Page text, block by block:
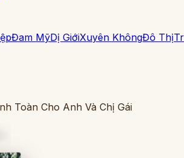
Đam MỹDị GiớiXuyên KhôngĐô Thị
Toàn Cho Anh Và Chị Gái